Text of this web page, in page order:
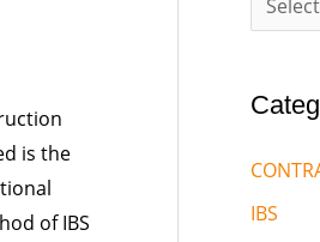
is the
of IBS
IBS